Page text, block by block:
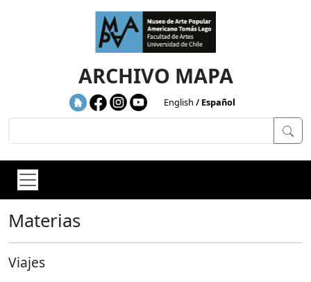
Skip to main content
ARCHIVO MAPA
English Español
Materias
Viajes